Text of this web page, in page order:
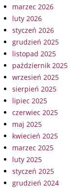
marzec 2026
luty 2026
styczeń 2026
grudzień 2025
listopad 2025
październik 2025
wrzesień 2025
sierpień 2025
lipiec 2025
czerwiec 2025
maj 2025
kwiecień 2025
marzec 2025
luty 2025
styczeń 2025
grudzień 2024